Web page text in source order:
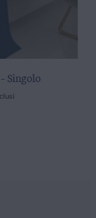
Singolo